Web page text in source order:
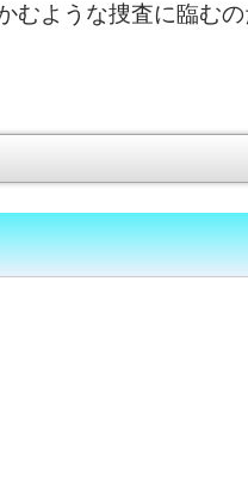
むような捜査に臨む